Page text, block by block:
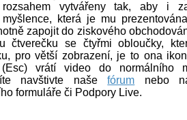
rozsahem vytvářeny tak, aby i
myšlence, která je mu
zapojit do ziskového
čtverečku se čtyřmi obloučky,
pro větší zobrazení, je to ona
(Esc) vrátí video do normálního
navštivte našefórum nebo
formuláře či Podpory Live.